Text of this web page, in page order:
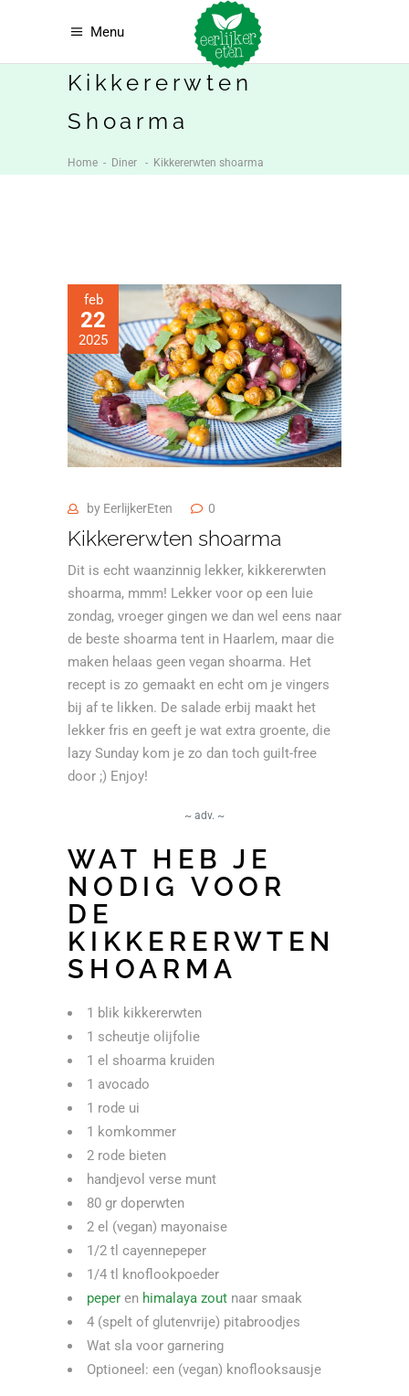
Menu
Kikkererwten
Shoarma
Home - Diner - Kikkererwten shoarma
feb
22
2025
by EerlijkerEten 0
Kikkererwten shoarma
Dit is echt waanzinnig lekker, kikkererwten
shoarma, mmm! Lekker voor op een luie
zondag, vroeger gingen we dan wel eens naar
de beste shoarma tent in Haarlem, maar die
maken helaas geen vegan shoarma. Het
recept is zo gemaakt en echt om je vingers
bij af te likken. De salade erbij maakt het
lekker fris en geeft je wat extra groente, die
lazy Sunday kom je zo dan toch guilt-free
door ;) Enjoy!
~ adv. ~
WAT HEB JE
NODIG VOOR
DE
KIKKERERWTEN
SHOARMA
1 blik kikkererwten
1 scheutje olijfolie
1 el shoarma kruiden
1 avocado
1 rode ui
1 komkommer
2 rode bieten
handjevol verse munt
80 gr doperwten
2 el (vegan) mayonaise
1/2 tl cayennepeper
1/4 tl knoflookpoeder
peper en himalaya zout naar smaak
4 (spelt of glutenvrije) pitabroodjes
Wat sla voor garnering
Optioneel: een (vegan) knoflooksausje